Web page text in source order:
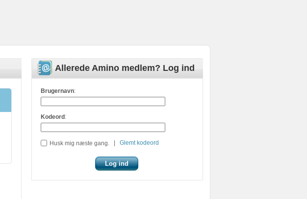
Allerede Amino medlem? Log ind
Brugernavn:
Kodeord :
Husk mig næste gang. Glemt kodeord